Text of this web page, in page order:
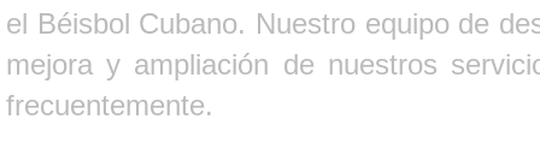
el Béisbol Cubano. Nuestro equipo de
mejora y ampliación de nuestros
frecuentemente.